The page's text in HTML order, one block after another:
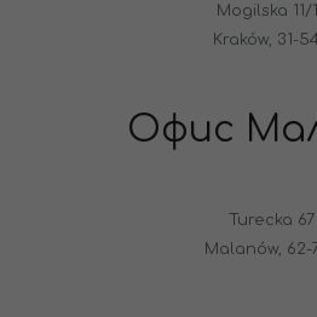
Mogilska 11/
Kraków, 31-
Офис
Turecka 67
Malanów, 62-